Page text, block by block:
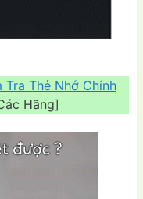
Tra Thẻ Nhớ Chính
Hãng]